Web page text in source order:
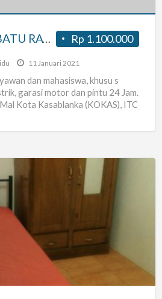
Rp 1.100.000
KOST MURAH BATU RAYA I
11 Januari 2021
dan mahasiswa, khusu s
garasi motor dan pintu 24 Jam.
Kota Kasablanka (KOKAS), ITC